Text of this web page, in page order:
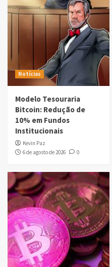
Notícias
Modelo Tesouraria
Bitcoin: Redução de
10% em Fundos
Institucionais
Kevin Paz
6 de agosto de 2026
0